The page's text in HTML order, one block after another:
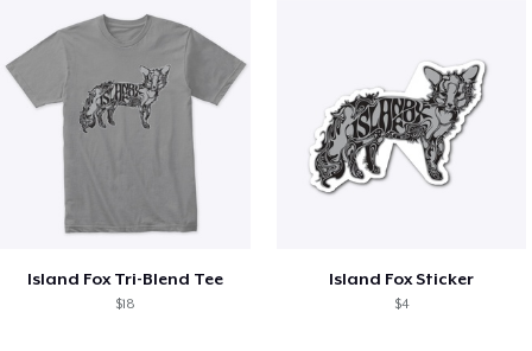
Island Fox Tri-Blend Tee
$18
Island Fox Sticker
$4